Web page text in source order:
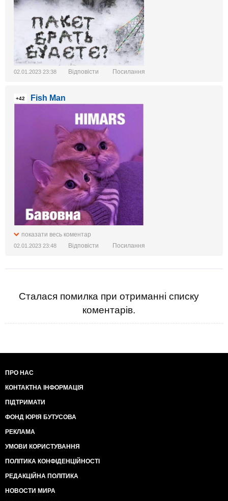
02.01.2023 23:38 Відповісти Посилання
+42 Fish Man
показати весь коментар
02.01.2023 23:48 Відповісти Посилання
Сталася помилка при отриманні списку
коментарів.
ПРО НАС
КОНТАКТНА ІНФОРМАЦІЯ
ПІДТРИМАТИ
ФОНД ЮРІЯ БУТУСОВА
РЕКЛАМА
УМОВИ КОРИСТУВАННЯ
ПОЛІТИКА КОНФІДЕНЦІЙНОСТІ
РЕДАКЦІЙНА ПОЛІТИКА
НОВОСТИ МИРА